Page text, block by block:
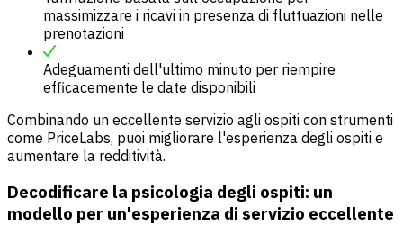
massimizzare i ricavi in presenza di fluttuazioni nelle
prenotazioni
Adeguamenti dell'ultimo minuto per riempire
efficacemente le date disponibili
Combinando un eccellente servizio agli ospiti con strumenti
come PriceLabs, puoi migliorare l'esperienza degli ospiti e
aumentare la redditività.
Decodificare la psicologia degli ospiti: un
modello per un'esperienza di servizio eccellente